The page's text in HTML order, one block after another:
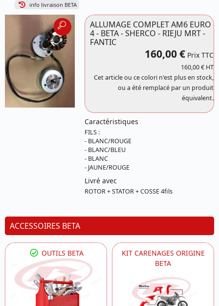
info livraison BETA
ALLUMAGE COMPLET AM6 EURO
4 - BETA - SHERCO - RIEJU MRT -
FANTIC
160,00 €Prix TTC
160,00 € HT
Cet article ou ce colori n'est plus en stock,
ou a été remplacé par un produit
équivalent.
Caractéristiques
FILS :
- BLANC/ROUGE
- BLANC/BLEU
- BLANC
- JAUNE/ROUGE
Livré avec
ROTOR + STATOR + COSSE 4fils
ACCESSOIRES BETA
OUTILS BETA
KIT CARENAGES ORIGINE
BETA